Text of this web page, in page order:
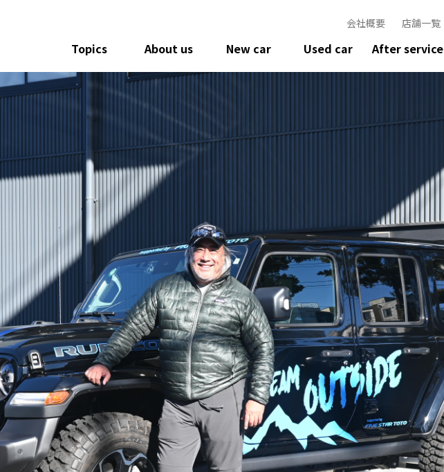
Topics About us New car Used car After service
会社概要 店舗一覧